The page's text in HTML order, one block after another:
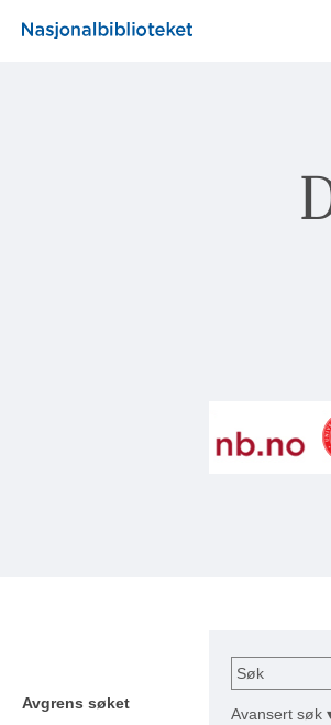
Avgrens søket
Søk
Avansert søk